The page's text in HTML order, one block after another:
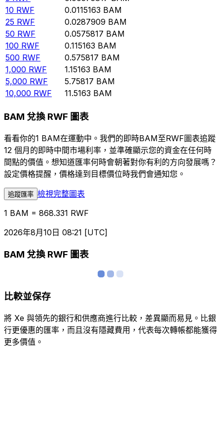
10 RWF 0.0115163 BAM
25 RWF 0.0287909 BAM
50 RWF 0.0575817 BAM
100 RWF 0.115163 BAM
500 RWF 0.575817 BAM
1,000 RWF 1.15163 BAM
5,000 RWF 5.75817 BAM
10,000 RWF 11.5163 BAM
BAM 兌換 RWF 圖表
看看你的1 BAM在運動中。我們的即時BAM至RWF圖表追蹤
12 個月的即時中間市場利率，並準確顯示您的資金在任何時
間點的價值。想知道匯率何時會朝著對你有利的方向發展嗎？
設定價格提醒，價格達到目標價位時我們會通知您。
追蹤匯率 檢視完整圖表
1 BAM = 868.331 RWF
2026年8月10日 08:21 [UTC]
BAM 兌換 RWF 圖表
比較並保存
將 Xe 與領先的銀行和供應商進行比較，差異顯而易見。比銀
行更優惠的匯率，而且沒有隱藏費用，代表每次轉帳都能獲得
更多價值。